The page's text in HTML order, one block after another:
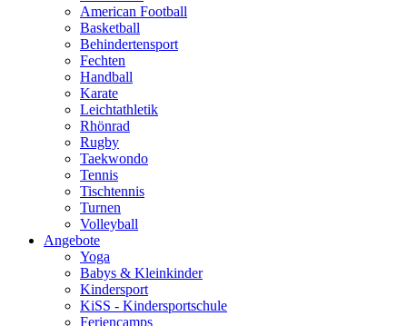
American Football
Basketball
Behindertensport
Fechten
Handball
Karate
Leichtathletik
Rhönrad
Rugby
Taekwondo
Tennis
Tischtennis
Turnen
Volleyball
Angebote
Yoga
Babys & Kleinkinder
Kindersport
KiSS - Kindersportschule
Feriencamps